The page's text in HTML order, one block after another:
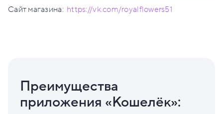
Сайт магазина: https://vk.com/royalflowers51
Преимущества
приложения «Кошелёк»: